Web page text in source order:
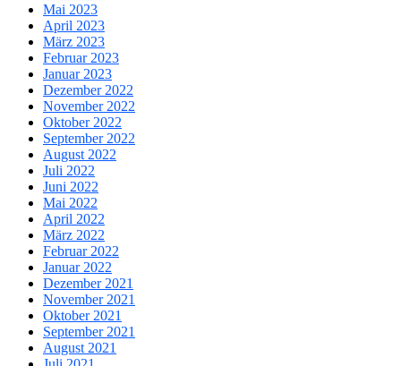
Mai 2023
April 2023
März 2023
Februar 2023
Januar 2023
Dezember 2022
November 2022
Oktober 2022
September 2022
August 2022
Juli 2022
Juni 2022
Mai 2022
April 2022
März 2022
Februar 2022
Januar 2022
Dezember 2021
November 2021
Oktober 2021
September 2021
August 2021